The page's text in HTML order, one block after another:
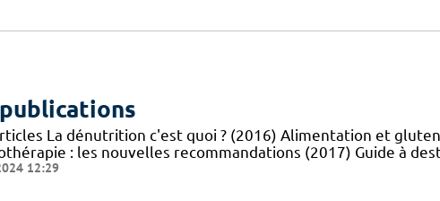
La dénutrition c'est quoi ? (2016) Alimentation et
: les nouvelles recommandations (2017) Guide à
12:29